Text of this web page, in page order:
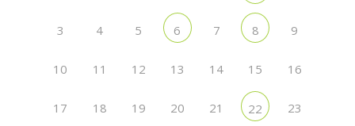
3 4 5 6 7 8 9
10 11 12 13 14 15 16
17 18 19 20 21 22 23